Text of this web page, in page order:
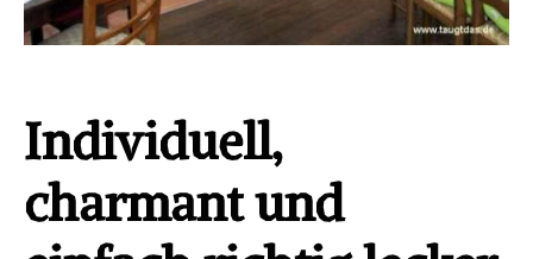
Individuell,
charmant und